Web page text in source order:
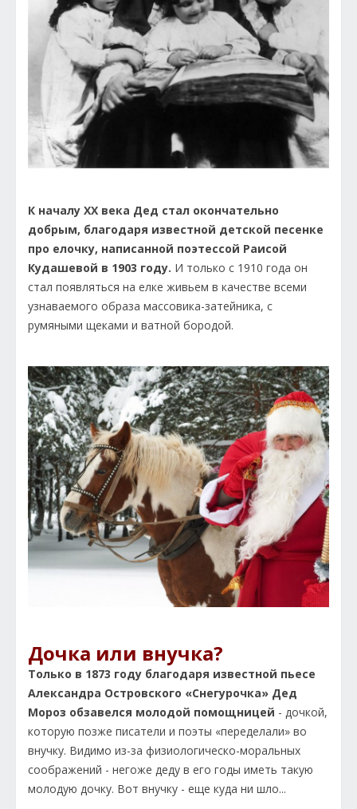
К началу XX века Дед стал окончательно
добрым, благодаря известной детской песенке
про елочку, написанной поэтессой Раисой
Кудашевой в 1903 году. И только с 1910 года он
стал появляться на елке живьем в качестве всеми
узнаваемого образа массовика-затейника, с
румяными щеками и ватной бородой.
Дочка или внучка?
Только в 1873 году благодаря известной пьесе
Александра Островского «Снегурочка» Дед
Мороз обзавелся молодой помощницей - дочкой,
которую позже писатели и поэты «переделали» во
внучку. Видимо из-за физиологическо-моральных
соображений - негоже деду в его годы иметь такую
молодую дочку. Вот внучку - еще куда ни шло...